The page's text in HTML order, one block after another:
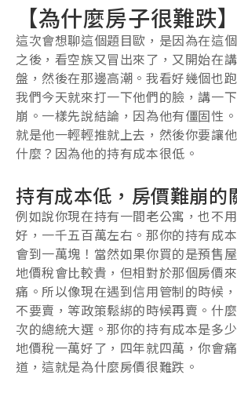
【為什麼房子很難跌】
這次會想聊這個題目歐，是因為在這
之後，看空族又冒出來了，又開始在
盤，然後在那邊高潮。我看好幾個也
我們今天就來打一下他們的臉，講一
崩。一樣先說結論，因為他有僵固性
就是他一輕輕推就上去，然後你要讓
什麼？因為他的持有成本很低。
持有成本低，房價難崩的
例如說你現在持有一間老公寓，也不
好，一千五百萬左右。那你的持有成
會到一萬塊！當然如果你買的是預售
地價稅會比較貴，但相對於那個房價
痛。所以像現在遇到信用管制的時候
不要賣，等政策鬆綁的時候再賣。什
次的總統大選。那你的持有成本是多
地價稅一萬好了，四年就四萬，你會
道，這就是為什麼房價很難跌。